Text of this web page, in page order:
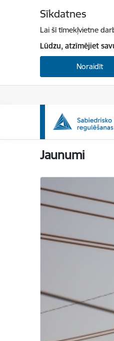
Sīkdatnes
Lai šī tīmekļvietne
Lūdzu, atzīmējiet
Noraidīt
Jaunumi